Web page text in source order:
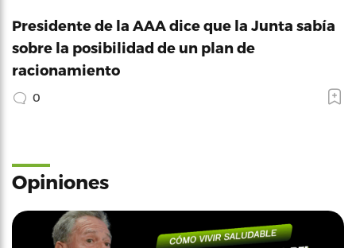
Presidente de la AAA dice que la Junta sabía
sobre la posibilidad de un plan de
racionamiento
0
Opiniones